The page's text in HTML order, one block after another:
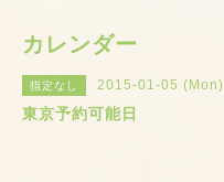
カレンダー
指定なし 2015-01-05 (Mon)
東京予約可能日